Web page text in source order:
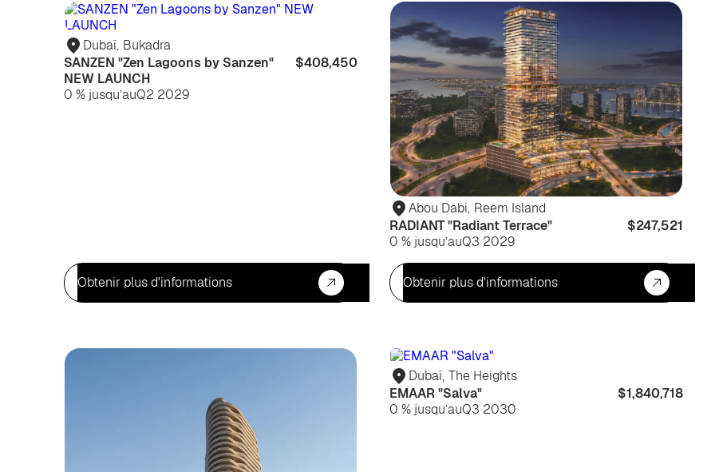
Pour
habiter
Dubaï, Bukadra
SANZEN "Zen Lagoons by Sanzen"
NEW LAUNCH
$408,450
0 % jusqu’auQ2 2029
Obtenir plus d'informations
Abou Dabi, Reem Island
RADIANT "Radiant Terrace"
$247,521
0 % jusqu’auQ3 2029
Obtenir plus d'informations
Pour
habiterDubaï, The Heights
EMAAR "Salva"
$1,840,718
0 % jusqu’auQ3 2030